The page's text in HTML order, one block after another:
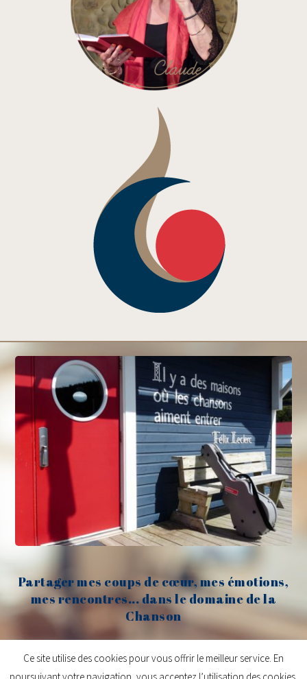
Partager mes coups de cœur, mes émotions,
mes rencontres... dans le domaine de la
Chanson
Claude Fèvre
Ce site utilise des cookies pour vous offrir le meilleur service. En